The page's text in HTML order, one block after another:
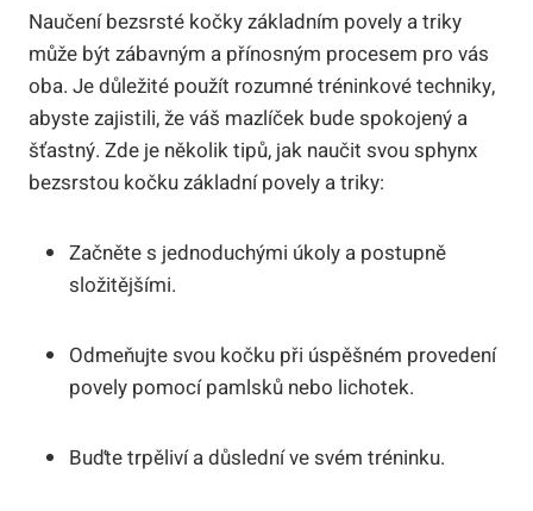
Naučení bezsrsté kočky základním povely a triky
může být zábavným a přínosným procesem pro vás
oba. Je důležité použít rozumné tréninkové techniky,
abyste zajistili, že váš mazlíček bude spokojený a
šťastný. Zde je několik tipů, jak naučit svou sphynx
bezsrstou kočku základní povely a triky:
Začněte s jednoduchými úkoly a postupně
složitějšími.
Odmeňujte svou kočku při úspěšném provedení
povely pomocí pamlsků nebo lichotek.
Buďte trpěliví a důslední ve svém tréninku.